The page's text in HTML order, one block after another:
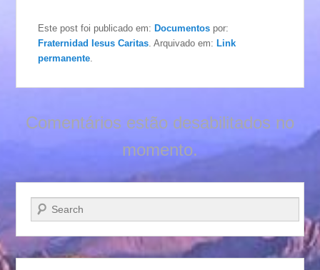
Este post foi publicado em:Documentos por:
Fraternidad Iesus Caritas . Arquivado em:Link
permanente
Comentários estão desabilitados no
momento.
Pesquisar…